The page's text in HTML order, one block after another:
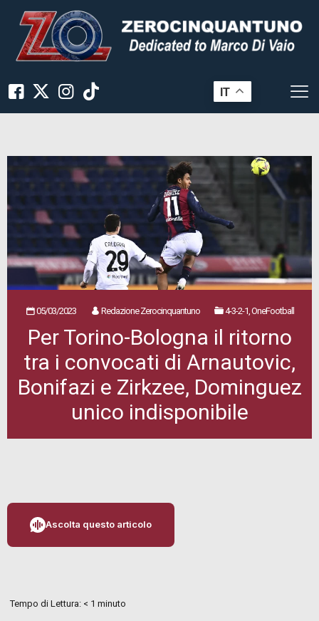
IT
05/03/2023 Redazione Zerocinquantuno 4-3-2-1, OneFootball
Per Torino-Bologna il ritorno
tra i convocati di Arnautovic,
Bonifazi e Zirkzee, Dominguez
unico indisponibile
Ascolta questo articolo
Tempo di Lettura: < 1 minuto